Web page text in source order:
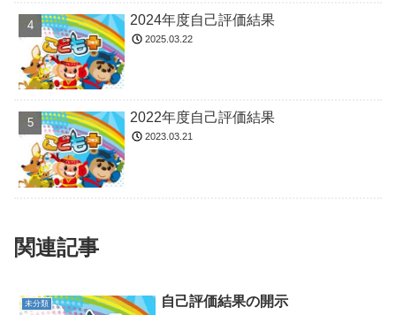
2024年度自己評価結果
2025.03.22
2022年度自己評価結果
2023.03.21
関連記事
未分類 自己評価結果の開示